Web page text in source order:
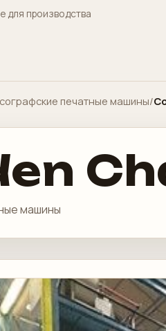
для производства
печатные машины/
машины